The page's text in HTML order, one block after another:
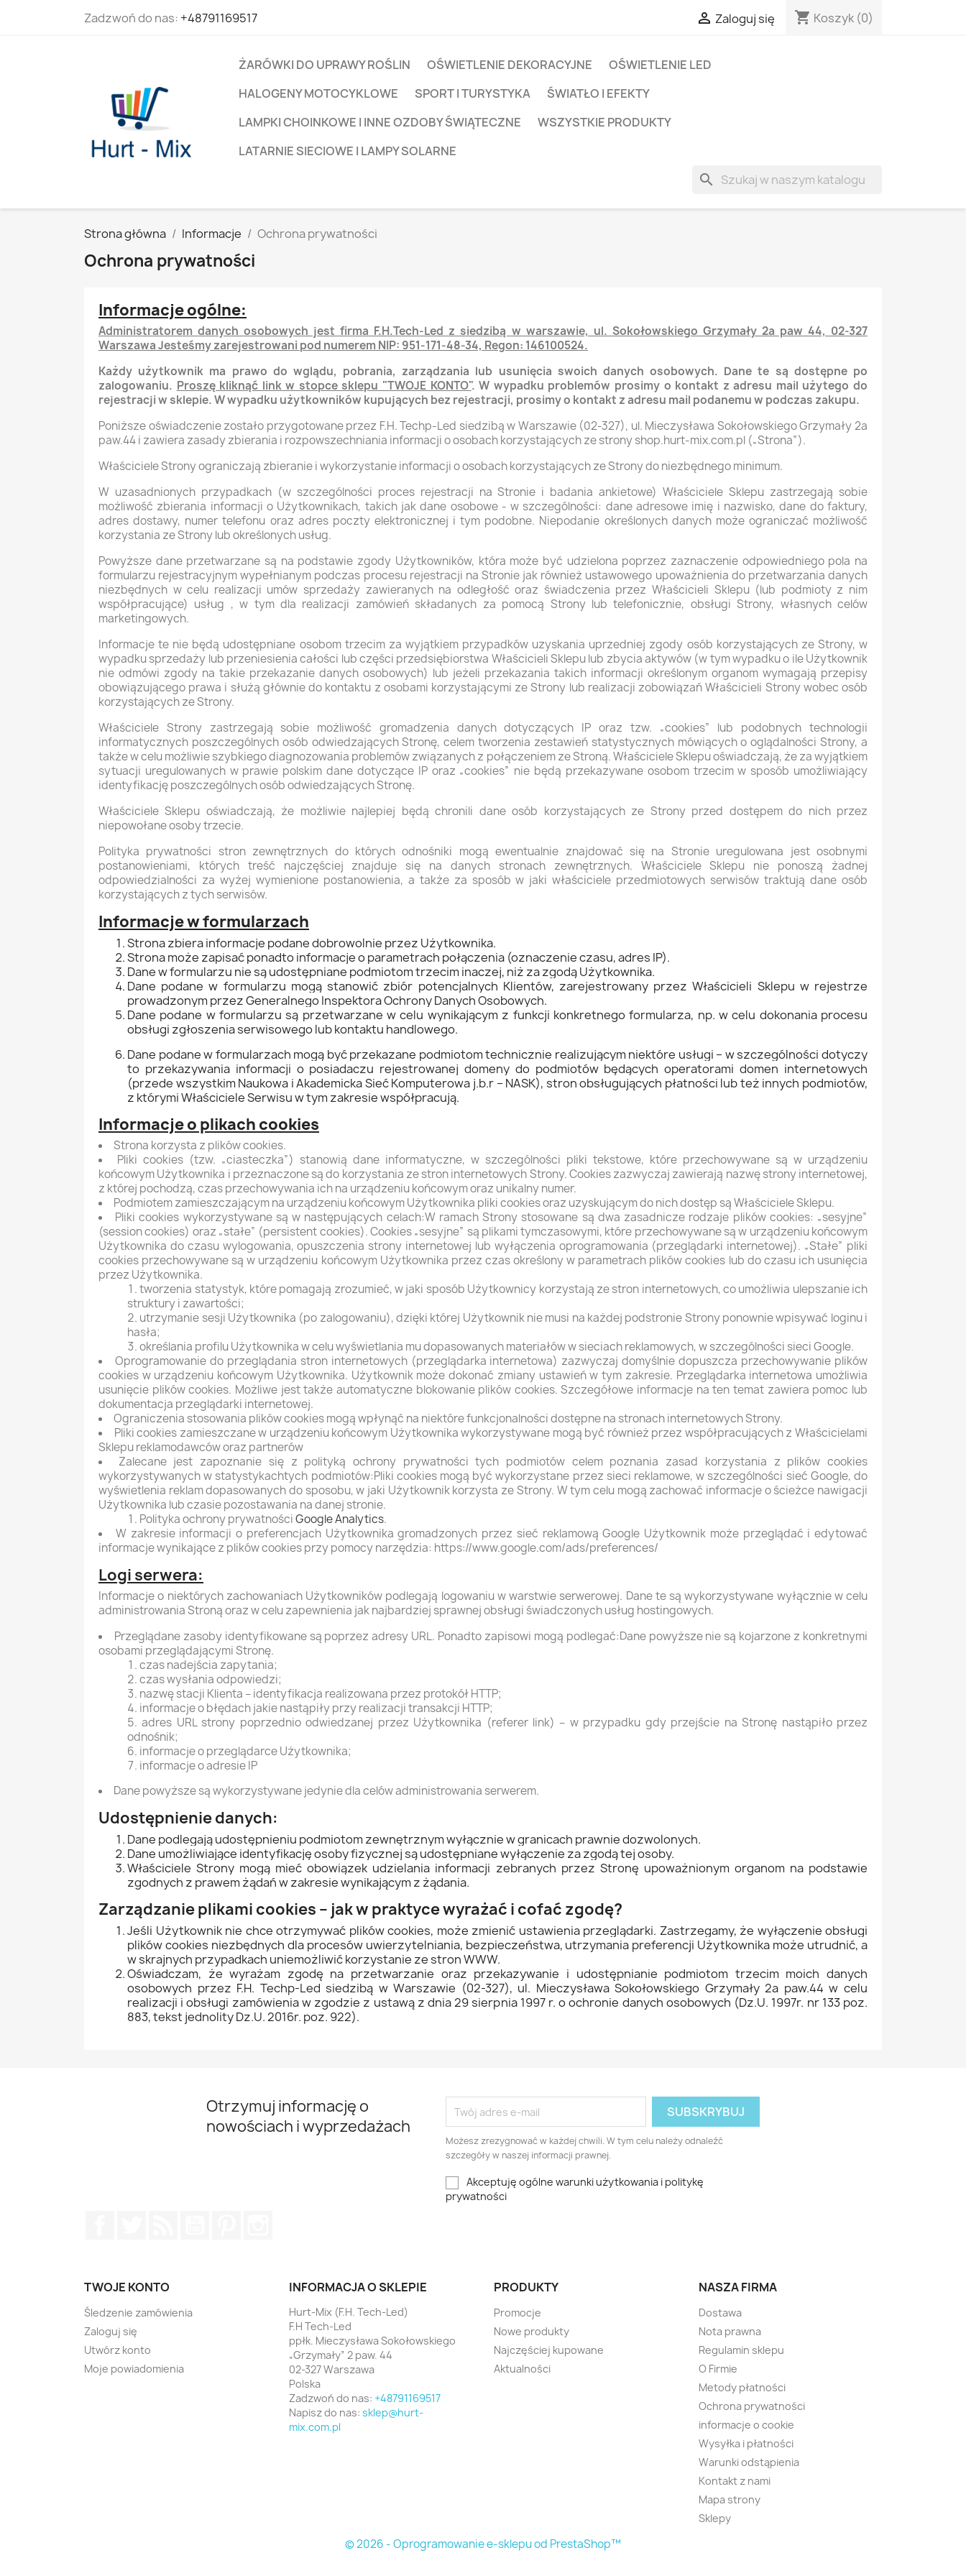
Zadzwoń do nas: +48791169517  Zaloguj się shopping_cart Koszyk (0)
ŻARÓWKI DO UPRAWY ROŚLIN OŚWIETLENIE DEKORACYJNE
OŚWIETLENIE LED
HALOGENY MOTOCYKLOWE
SPORT I TURYSTYKA
ŚWIATŁO I EFEKTY
LAMPKI CHOINKOWE I INNE OZDOBY ŚWIĄTECZNE
WSZYSTKIE PRODUKTY
LATARNIE SIECIOWE I LAMPY SOLARNE
search
Strona główna Informacje Ochrona prywatności
Ochrona prywatności
Informacje ogólne:
Administratorem danych osobowych jest firma F.H.Tech-Led z siedzibą w warszawie, ul. Sokołowskiego Grzymały 2a paw 44, 02-327
Warszawa Jesteśmy zarejestrowani pod numerem NIP: 951-171-48-34, Regon: 146100524.
Każdy użytkownik ma prawo do wglądu, pobrania, zarządzania lub usunięcia swoich danych osobowych. Dane te są dostępne po
zalogowaniu. Proszę kliknąć link w stopce sklepu "TWOJE KONTO". W wypadku problemów prosimy o kontakt z adresu mail użytego do
rejestracji w sklepie. W wypadku użytkowników kupujących bez rejestracji, prosimy o kontakt z adresu mail podanemu w podczas zakupu.
Poniższe oświadczenie zostało przygotowane przez F.H. Techp-Led siedzibą w Warszawie (02-327), ul. Mieczysława Sokołowskiego Grzymały 2a
paw.44 i zawiera zasady zbierania i rozpowszechniania informacji o osobach korzystających ze strony shop.hurt-mix.com.pl („Strona”).
Właściciele Strony ograniczają zbieranie i wykorzystanie informacji o osobach korzystających ze Strony do niezbędnego minimum.
W uzasadnionych przypadkach (w szczególności proces rejestracji na Stronie i badania ankietowe) Właściciele Sklepu zastrzegają sobie
możliwość zbierania informacji o Użytkownikach, takich jak dane osobowe - w szczególności: dane adresowe imię i nazwisko, dane do faktury,
adres dostawy, numer telefonu oraz adres poczty elektronicznej i tym podobne. Niepodanie określonych danych może ograniczać możliwość
korzystania ze Strony lub określonych usług.
Powyższe dane przetwarzane są na podstawie zgody Użytkowników, która może być udzielona poprzez zaznaczenie odpowiedniego pola na
formularzu rejestracyjnym wypełnianym podczas procesu rejestracji na Stronie jak również ustawowego upoważnienia do przetwarzania danych
niezbędnych w celu realizacji umów sprzedaży zawieranych na odległość oraz świadczenia przez Właścicieli Sklepu (lub podmioty z nim
współpracujące) usług , w tym dla realizacji zamówień składanych za pomocą Strony lub telefonicznie, obsługi Strony, własnych celów
marketingowych.
Informacje te nie będą udostępniane osobom trzecim za wyjątkiem przypadków uzyskania uprzedniej zgody osób korzystających ze Strony, w
wypadku sprzedaży lub przeniesienia całości lub części przedsiębiorstwa Właścicieli Sklepu lub zbycia aktywów (w tym wypadku o ile Użytkownik
nie odmówi zgody na takie przekazanie danych osobowych) lub jeżeli przekazania takich informacji określonym organom wymagają przepisy
obowiązującego prawa i służą głównie do kontaktu z osobami korzystającymi ze Strony lub realizacji zobowiązań Właścicieli Strony wobec osób
korzystających ze Strony.
Właściciele Strony zastrzegają sobie możliwość gromadzenia danych dotyczących IP oraz tzw. „cookies” lub podobnych technologii
informatycznych poszczególnych osób odwiedzających Stronę, celem tworzenia zestawień statystycznych mówiących o oglądalności Strony, a
także w celu możliwie szybkiego diagnozowania problemów związanych z połączeniem ze Stroną. Właściciele Sklepu oświadczają, że za wyjątkiem
sytuacji uregulowanych w prawie polskim dane dotyczące IP oraz „cookies” nie będą przekazywane osobom trzecim w sposób umożliwiający
identyfikację poszczególnych osób odwiedzających Stronę.
Właściciele Sklepu oświadczają, że możliwie najlepiej będą chronili dane osób korzystających ze Strony przed dostępem do nich przez
niepowołane osoby trzecie.
Polityka prywatności stron zewnętrznych do których odnośniki mogą ewentualnie znajdować się na Stronie uregulowana jest osobnymi
postanowieniami, których treść najczęściej znajduje się na danych stronach zewnętrznych. Właściciele Sklepu nie ponoszą żadnej
odpowiedzialności za wyżej wymienione postanowienia, a także za sposób w jaki właściciele przedmiotowych serwisów traktują dane osób
korzystających z tych serwisów.
Informacje w formularzach
Strona zbiera informacje podane dobrowolnie przez Użytkownika.
Strona może zapisać ponadto informacje o parametrach połączenia (oznaczenie czasu, adres IP).
Dane w formularzu nie są udostępniane podmiotom trzecim inaczej, niż za zgodą Użytkownika.
Dane podane w formularzu mogą stanowić zbiór potencjalnych Klientów, zarejestrowany przez Właścicieli Sklepu w rejestrze
prowadzonym przez Generalnego Inspektora Ochrony Danych Osobowych.
Dane podane w formularzu są przetwarzane w celu wynikającym z funkcji konkretnego formularza, np. w celu dokonania procesu
obsługi zgłoszenia serwisowego lub kontaktu handlowego.
Dane podane w formularzach mogą być przekazane podmiotom technicznie realizującym niektóre usługi – w szczególności dotyczy
to przekazywania informacji o posiadaczu rejestrowanej domeny do podmiotów będących operatorami domen internetowych
(przede wszystkim Naukowa i Akademicka Sieć Komputerowa j.b.r – NASK), stron obsługujących płatności lub też innych podmiotów,
z którymi Właściciele Serwisu w tym zakresie współpracują.
Informacje o plikach cookies
Strona korzysta z plików cookies.
Pliki cookies (tzw. „ciasteczka”) stanowią dane informatyczne, w szczególności pliki tekstowe, które przechowywane są w urządzeniu
końcowym Użytkownika i przeznaczone są do korzystania ze stron internetowych Strony. Cookies zazwyczaj zawierają nazwę strony internetowej,
z której pochodzą, czas przechowywania ich na urządzeniu końcowym oraz unikalny numer.
Podmiotem zamieszczającym na urządzeniu końcowym Użytkownika pliki cookies oraz uzyskującym do nich dostęp są Właściciele Sklepu.
Pliki cookies wykorzystywane są w następujących celach:W ramach Strony stosowane są dwa zasadnicze rodzaje plików cookies: „sesyjne”
(session cookies) oraz „stałe” (persistent cookies). Cookies „sesyjne” są plikami tymczasowymi, które przechowywane są w urządzeniu końcowym
Użytkownika do czasu wylogowania, opuszczenia strony internetowej lub wyłączenia oprogramowania (przeglądarki internetowej). „Stałe” pliki
cookies przechowywane są w urządzeniu końcowym Użytkownika przez czas określony w parametrach plików cookies lub do czasu ich usunięcia
przez Użytkownika.
tworzenia statystyk, które pomagają zrozumieć, w jaki sposób Użytkownicy korzystają ze stron internetowych, co umożliwia ulepszanie ich
struktury i zawartości;
utrzymanie sesji Użytkownika (po zalogowaniu), dzięki której Użytkownik nie musi na każdej podstronie Strony ponownie wpisywać loginu i
hasła;
określania profilu Użytkownika w celu wyświetlania mu dopasowanych materiałów w sieciach reklamowych, w szczególności sieci Google.
Oprogramowanie do przeglądania stron internetowych (przeglądarka internetowa) zazwyczaj domyślnie dopuszcza przechowywanie plików
cookies w urządzeniu końcowym Użytkownika. Użytkownik może dokonać zmiany ustawień w tym zakresie. Przeglądarka internetowa umożliwia
usunięcie plików cookies. Możliwe jest także automatyczne blokowanie plików cookies. Szczegółowe informacje na ten temat zawiera pomoc lub
dokumentacja przeglądarki internetowej.
Ograniczenia stosowania plików cookies mogą wpłynąć na niektóre funkcjonalności dostępne na stronach internetowych Strony.
Pliki cookies zamieszczane w urządzeniu końcowym Użytkownika wykorzystywane mogą być również przez współpracujących z Właścicielami
Sklepu reklamodawców oraz partnerów
Zalecane jest zapoznanie się z polityką ochrony prywatności tych podmiotów celem poznania zasad korzystania z plików cookies
wykorzystywanych w statystykachtych podmiotów:Pliki cookies mogą być wykorzystane przez sieci reklamowe, w szczególności sieć Google, do
wyświetlenia reklam dopasowanych do sposobu, w jaki Użytkownik korzysta ze Strony. W tym celu mogą zachować informacje o ścieżce nawigacji
Użytkownika lub czasie pozostawania na danej stronie.
Polityka ochrony prywatnościGoogle Analytics.
W zakresie informacji o preferencjach Użytkownika gromadzonych przez sieć reklamową Google Użytkownik może przeglądać i edytować
informacje wynikające z plików cookies przy pomocy narzędzia: https://www.google.com/ads/preferences/
Logi serwera:
Informacje o niektórych zachowaniach Użytkowników podlegają logowaniu w warstwie serwerowej. Dane te są wykorzystywane wyłącznie w celu
administrowania Stroną oraz w celu zapewnienia jak najbardziej sprawnej obsługi świadczonych usług hostingowych.
Przeglądane zasoby identyfikowane są poprzez adresy URL. Ponadto zapisowi mogą podlegać:Dane powyższe nie są kojarzone z konkretnymi
osobami przeglądającymi Stronę.
czas nadejścia zapytania;
czas wysłania odpowiedzi;
nazwę stacji Klienta – identyfikacja realizowana przez protokół HTTP;
informacje o błędach jakie nastąpiły przy realizacji transakcji HTTP;
adres URL strony poprzednio odwiedzanej przez Użytkownika (referer link) – w przypadku gdy przejście na Stronę nastąpiło przez
odnośnik;
informacje o przeglądarce Użytkownika;
informacje o adresie IP
Dane powyższe są wykorzystywane jedynie dla celów administrowania serwerem.
Udostępnienie danych:
Dane podlegają udostępnieniu podmiotom zewnętrznym wyłącznie w granicach prawnie dozwolonych.
Dane umożliwiające identyfikację osoby fizycznej są udostępniane wyłączenie za zgodą tej osoby.
Właściciele Strony mogą mieć obowiązek udzielania informacji zebranych przez Stronę upoważnionym organom na podstawie
zgodnych z prawem żądań w zakresie wynikającym z żądania.
Zarządzanie plikami cookies – jak w praktyce wyrażać i cofać zgodę?
Jeśli Użytkownik nie chce otrzymywać plików cookies, może zmienić ustawienia przeglądarki. Zastrzegamy, że wyłączenie obsługi
plików cookies niezbędnych dla procesów uwierzytelniania, bezpieczeństwa, utrzymania preferencji Użytkownika może utrudnić, a
w skrajnych przypadkach uniemożliwić korzystanie ze stron WWW.
Oświadczam, że wyrażam zgodę na przetwarzanie oraz przekazywanie i udostępnianie podmiotom trzecim moich danych
osobowych przez F.H. Techp-Led siedzibą w Warszawie (02-327), ul. Mieczysława Sokołowskiego Grzymały 2a paw.44 w celu
realizacji i obsługi zamówienia w zgodzie z ustawą z dnia 29 sierpnia 1997 r. o ochronie danych osobowych (Dz.U. 1997r. nr 133 poz.
883, tekst jednolity Dz.U. 2016r. poz. 922).
Otrzymuj informację o
nowościach i wyprzedażach
Możesz zrezygnować w każdej chwili. W tym celu należy odnaleźć
szczegóły w naszej informacji prawnej.
Akceptuję ogólne warunki użytkowania i politykę
prywatności
TWOJE KONTO
Śledzenie zamówienia
Zaloguj się
Utwórz konto
Moje powiadomienia
INFORMACJA O SKLEPIE
Hurt-Mix (F.H. Tech-Led)
F.H Tech-Led
ppłk. Mieczysława Sokołowskiego
„Grzymały” 2 paw. 44
02-327 Warszawa
Polska
Zadzwoń do nas: +48791169517
Napisz do nas: sklep@hurt-
mix.com.pl
PRODUKTY
Promocje
Nowe produkty
Najczęściej kupowane
Aktualności
NASZA FIRMA
Dostawa
Nota prawna
Regulamin sklepu
O Firmie
Metody płatności
Ochrona prywatności
informacje o cookie
Wysyłka i płatności
Warunki odstąpienia
Kontakt z nami
Mapa strony
Sklepy
© 2026 - Oprogramowanie e-sklepu od PrestaShop™